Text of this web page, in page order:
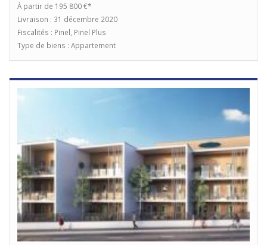
À partir de 195 800 €*
Livraison : 31 décembre 2020
Fiscalités : Pinel, Pinel Plus
Type de biens : Appartement